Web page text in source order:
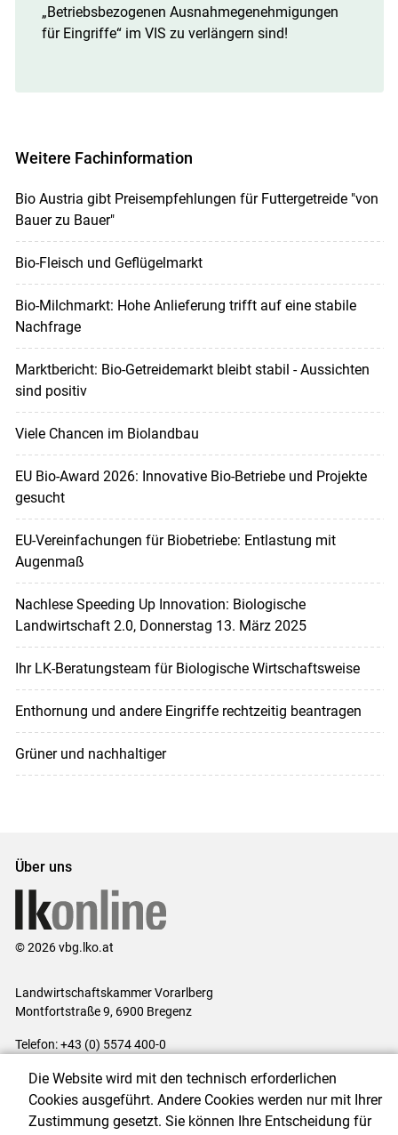
„Betriebsbezogenen Ausnahmegenehmigungen
für Eingriffe“ im VIS zu verlängern sind!
Weitere Fachinformation
Bio Austria gibt Preisempfehlungen für Futtergetreide "von
Bauer zu Bauer"
Bio-Fleisch und Geflügelmarkt
Bio-Milchmarkt: Hohe Anlieferung trifft auf eine stabile
Nachfrage
Marktbericht: Bio-Getreidemarkt bleibt stabil - Aussichten
sind positiv
Viele Chancen im Biolandbau
EU Bio-Award 2026: Innovative Bio-Betriebe und Projekte
gesucht
EU-Verein­fachungen für Biobetriebe: Entlastung mit
Augenmaß
Nachlese Speeding Up Innovation: Biologische
Landwirtschaft 2.0, Donnerstag 13. März 2025
Ihr LK-Beratungsteam für Biologische Wirtschaftsweise
Enthornung und andere Eingriffe rechtzeitig beantragen
Grüner und nachhaltiger
Über uns
© 2026 vbg.lko.at
Landwirtschaftskammer Vorarlberg
Montfortstraße 9, 6900 Bregenz
Telefon: +43 (0) 5574 400-0
Impressum|Kontakt|Datenschutzerklärung|Barrierefreiheit|
Cookie-Einstellungen
Die Website wird mit den technisch erforderlichen
Cookies ausgeführt. Andere Cookies werden nur mit Ihrer
Zustimmung gesetzt. Sie können Ihre Entscheidung für